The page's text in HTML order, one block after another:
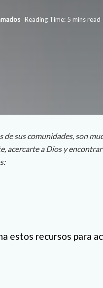
Reading Time: 5 mins read
sus comunidades, son
acercarte a Dios y
estos recursos para